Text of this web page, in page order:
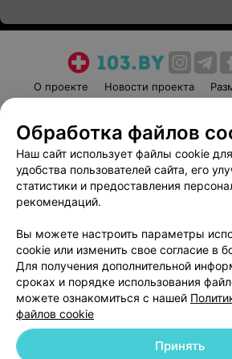
О проекте Новости проекта
Пользовательское соглашение
Вакансии
Написать руководителю
Обработка персональных
© 2026 ООО «Артокс Лаб», УНП 191700409 |
Обработка файлов
Наш сайт использует файлы cookie
удобства пользователей сайта, его
статистики и предоставления
рекомендаций.
Вы можете настроить параметры
cookie или изменить свое согласие в
Для получения дополнительной
сроках и порядке использования
можете ознакомиться с нашей
файлов cookie
Принять